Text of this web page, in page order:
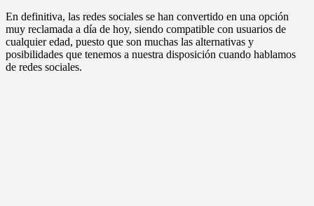
En definitiva, las redes sociales se han convertido en una opción
muy reclamada a día de hoy, siendo compatible con usuarios de
cualquier edad, puesto que son muchas las alternativas y
posibilidades que tenemos a nuestra disposición cuando hablamos
de redes sociales.